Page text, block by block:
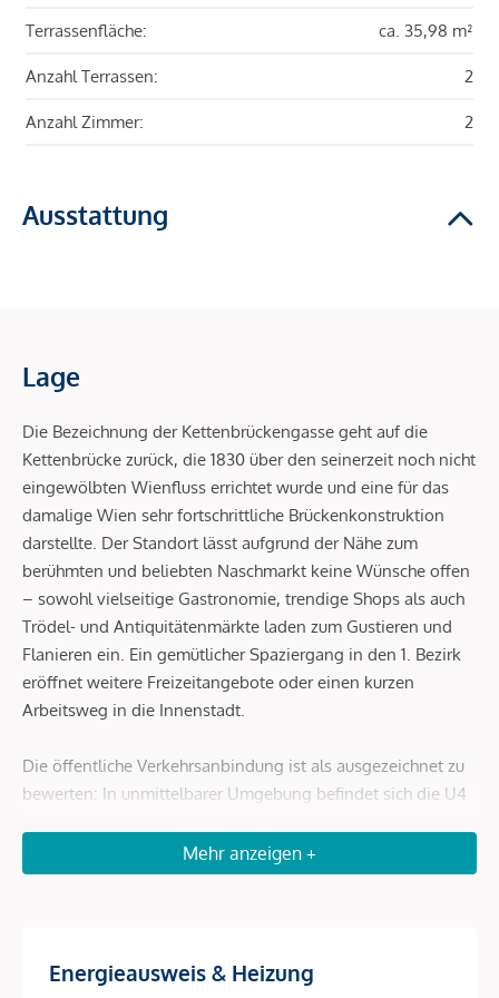
Terrassenfläche: ca. 35,98 m²
Anzahl Terrassen: 2
Anzahl Zimmer: 2
Ausstattung
Lage
Die Bezeichnung der Kettenbrückengasse geht auf die
Kettenbrücke zurück, die 1830 über den seinerzeit noch nicht
eingewölbten Wienfluss errichtet wurde und eine für das
damalige Wien sehr fortschrittliche Brückenkonstruktion
darstellte. Der Standort lässt aufgrund der Nähe zum
berühmten und beliebten Naschmarkt keine Wünsche offen
– sowohl vielseitige Gastronomie, trendige Shops als auch
Trödel- und Antiquitätenmärkte laden zum Gustieren und
Flanieren ein. Ein gemütlicher Spaziergang in den 1. Bezirk
eröffnet weitere Freizeitangebote oder einen kurzen
Arbeitsweg in die Innenstadt.
Die öffentliche Verkehrsanbindung ist als ausgezeichnet zu
bewerten: In unmittelbarer Umgebung befindet sich die U4
Pressgasse und Schönbrunner Straße). In ca. 12 Gehminuten
ist die U3 Neubaugasse und somit auch die Mariahilfer
U2 und U4.
Mehr anzeigen +
Energieausweis & Heizung